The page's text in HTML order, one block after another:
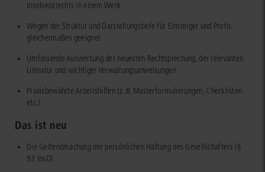
Insolvenzrechts in einem Werk
Wegen der Struktur und Darstellungstiefe für Einsteiger und Profis
gleichermaßen geeignet
Umfassende Auswertung der neuesten Rechtsprechung, der relevanten
Literatur und wichtiger Verwaltungsanweisungen
Praxisbewährte Arbeitshilfen (z. B. Musterformulierungen, Checklisten
etc.)
Das ist neu
Die Geltendmachung der persönlichen Haftung des Gesellschafters (§
93 InsO)